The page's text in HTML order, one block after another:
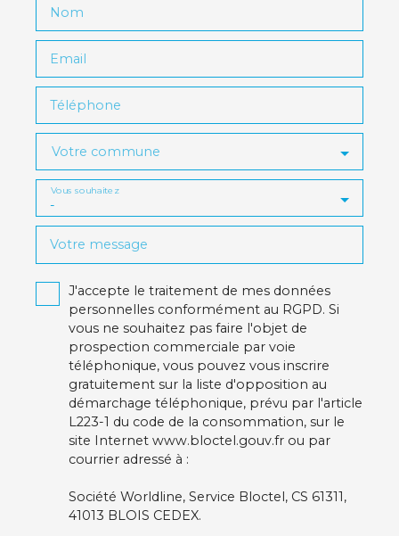
Nom
Email
Téléphone
Votre commune
-
Vous souhaitez
Votre message
J'accepte le traitement de mes données
personnelles conformément au RGPD. Si
vous ne souhaitez pas faire l'objet de
prospection commerciale par voie
téléphonique, vous pouvez vous inscrire
gratuitement sur la liste d'opposition au
démarchage téléphonique, prévu par l'article
L223-1 du code de la consommation, sur le
site Internet www.bloctel.gouv.fr ou par
courrier adressé à :
Société Worldline, Service Bloctel, CS 61311,
41013 BLOIS CEDEX.